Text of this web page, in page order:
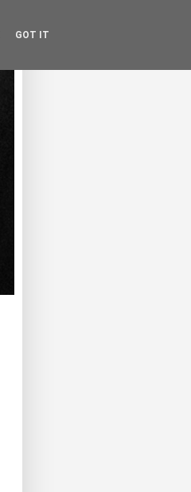
GOT IT